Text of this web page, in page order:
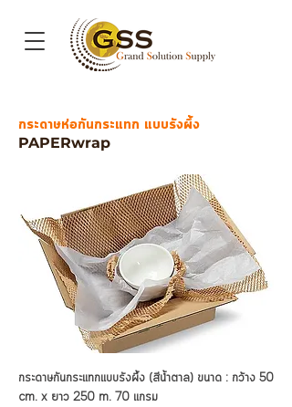
กระดาษห่อกะันกระแทก แบบรังผึ้ง
PAPERwrap
กระดาษกันกระแทกแบบรังผึ้ง (สีน้ำตาล) ขนาด : กว้าง 50
cm. x ยาว 250 m. 70 แกรม